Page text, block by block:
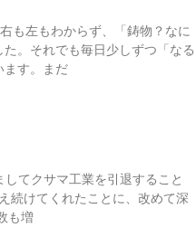
も左もわからず、「鋳物？なに
。それでも毎日少しずつ「なる
ます。まだ
てクサマ工業を引退すること
続けてくれたことに、改めて深
も増